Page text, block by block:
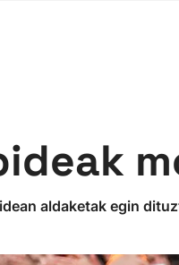
aldaketak egin